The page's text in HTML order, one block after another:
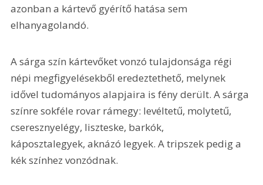
azonban a kártevő gyérítő hatása sem
elhanyagolandó.
A sárga szín kártevőket vonzó tulajdonsága régi
népi megfigyelésekből eredeztethető, melynek
idővel tudományos alapjaira is fény derült. A sárga
színre sokféle rovar rámegy: levéltetű, molytetű,
cseresznyelégy, liszteske, barkók,
káposztalegyek, aknázó legyek. A tripszek pedig a
kék színhez vonzódnak.